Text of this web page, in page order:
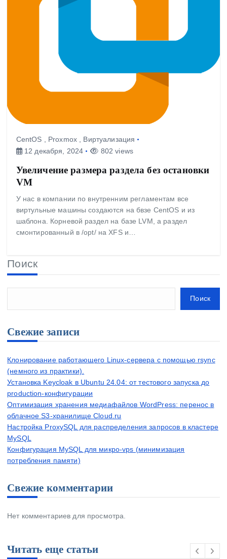
CentOS Proxmox, Виртуализация
12 декабря, 2024
802 views
Увеличение размера раздела без остановки
VM
У нас в компании по внутренним регламентам все
виртульные машины создаются на бвзе CentOS и из
шаблона. Корневой раздел на базе LVM, а раздел
смонтированный в /opt/ на XFS и…
Поиск
Поиск
Свежие записи
Клонирование работающего Linux-сервера с помощью rsync
(немного из практики).
Установка Keycloak в Ubuntu 24.04: от тестового запуска до
production-конфигурации
Оптимизация хранения медиафайлов WordPress: перенос в
облачное S3-хранилище Cloud.ru
Настройка ProxySQL для распределения запросов в кластере
MySQL
Конфигурация MySQL для микро-vps (минимизация
потребления памяти)
Свежие комментарии
Нет комментариев для просмотра.
Читать еще статьи